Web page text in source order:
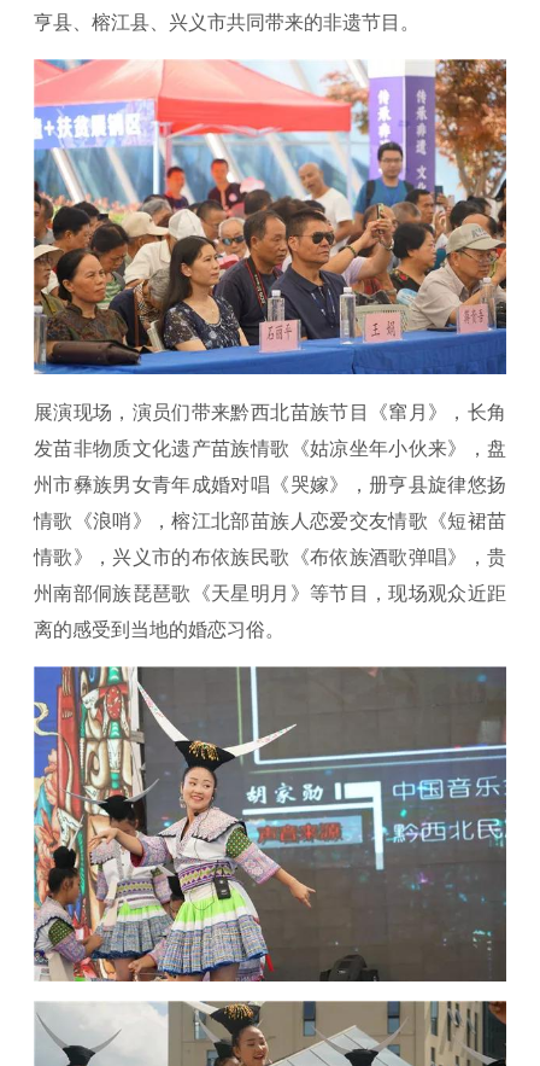
亨县、榕江县、兴义市共同带来的非遗节目。
展演现场，演员们带来黔西北苗族节目《窜月》，长角
发苗非物质文化遗产苗族情歌《姑凉坐年小伙来》，盘
州市彝族男女青年成婚对唱《哭嫁》，册亨县旋律悠扬
情歌《浪哨》，榕江北部苗族人恋爱交友情歌《短裙苗
情歌》，兴义市的布依族民歌《布依族酒歌弹唱》，贵
州南部侗族琵琶歌《天星明月》等节目，现场观众近距
离的感受到当地的婚恋习俗。